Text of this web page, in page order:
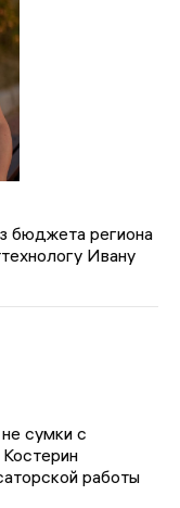
бюджета региона
Ивану
сумки с
работы